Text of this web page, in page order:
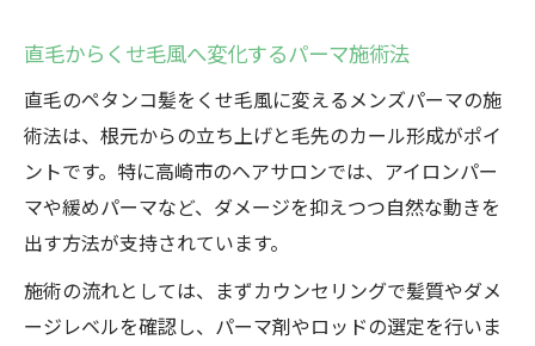
直毛からくせ毛風へ変化するパーマ施術法
直毛のペタンコ髪をくせ毛風に変えるメンズパーマの施
術法は、根元からの立ち上げと毛先のカール形成がポイ
ントです。特に高崎市のヘアサロンでは、アイロンパー
マや緩めパーマなど、ダメージを抑えつつ自然な動きを
出す方法が支持されています。
施術の流れとしては、まずカウンセリングで髪質やダメ
ージレベルを確認し、パーマ剤やロッドの選定を行いま